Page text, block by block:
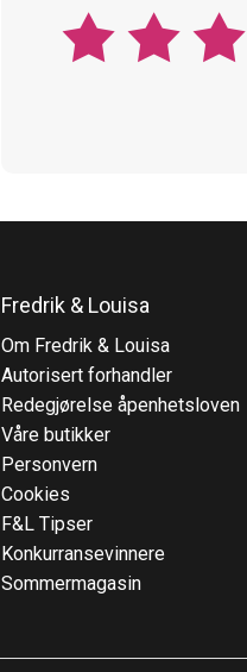
Fredrik & Louisa
Om Fredrik & Louisa
Autorisert forhandler
Redegjørelse åpenhetsloven
Våre butikker
Personvern
Cookies
F&L Tipser
Konkurransevinnere
Sommermagasin